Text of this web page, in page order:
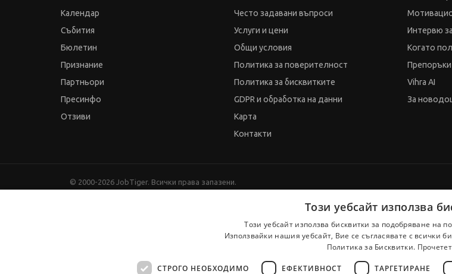
Календар
Събития
Бюлетин
Признание
Партньори
Пресинфо
Отзиви
Често задавани въпроси
Услуги и цени
Общи условия
Политика за поверителност
Политика за бисквитките
GDPR и обработка на данни
Карта
Контакти
Интервю
Когато
Препоръки
Vihra AI
За
© 2000-2026 JobTiger. Всички права запазени.
Този уебсайт използва
Този уебсайт използва бисквитки за подобряване на
Използвайки нашия уебсайт, Вие се съгласявате с всички
Политика за Бисквитки.
СТРОГО НЕОБХОДИМО ЕФЕКТИВНОСТ ТАРГЕТИРАНЕ